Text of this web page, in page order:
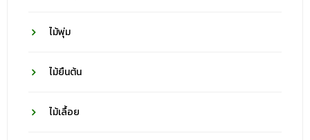
ไม้พุ่ม
ไม้ยืนต้น
ไม้เลื้อย